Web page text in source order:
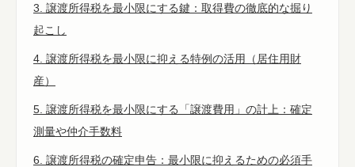
3. 譲渡所得税を最小限にする鍵：取得費の徹底的な掘り
起こし
4. 譲渡所得税を最小限に抑える特例の活用（居住用財
産）
5. 譲渡所得税を最小限にする「譲渡費用」の計上：確定
測量や仲介手数料
6. 譲渡所得税の確定申告：最小限に抑えるための必須手